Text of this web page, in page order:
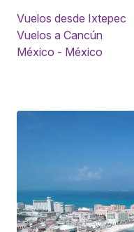
Vuelos desde Ixtepec
Vuelos a Cancún
México - México